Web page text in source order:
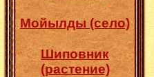
Мойылды (село)
Шиповник
(растение)